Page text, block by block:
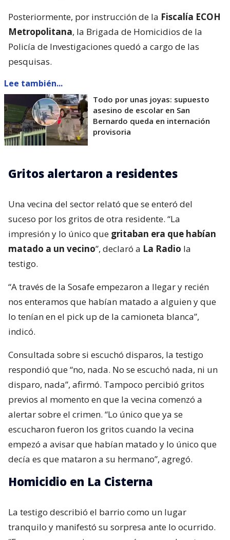
Posteriormente, por instrucción de la Fiscalía ECOH
Metropolitana, la Brigada de Homicidios de la
Policía de Investigaciones quedó a cargo de las
pesquisas.
Lee también...
Todo por unas joyas: supuesto
asesino de escolar en San
Bernardo queda en internación
provisoria
Gritos alertaron a residentes
Una vecina del sector relató que se enteró del
suceso por los gritos de otra residente. “La
impresión y lo único que gritaban era que habían
matado a un vecino”, declaró a La Radio la
testigo.
“A través de la Sosafe empezaron a llegar y recién
nos enteramos que habían matado a alguien y que
lo tenían en el pick up de la camioneta blanca”,
indicó.
Consultada sobre si escuchó disparos, la testigo
respondió que “no, nada. No se escuchó nada, ni un
disparo, nada”, afirmó. Tampoco percibió gritos
previos al momento en que la vecina comenzó a
alertar sobre el crimen. “Lo único que ya se
escucharon fueron los gritos cuando la vecina
empezó a avisar que habían matado y lo único que
decía es que mataron a su hermano”, agregó.
Homicidio en La Cisterna
La testigo describió el barrio como un lugar
tranquilo y manifestó su sorpresa ante lo ocurrido.